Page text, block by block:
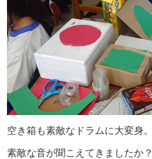
空き箱も素敵なドラムに大変身。
素敵な音が聞こえてきましたか？